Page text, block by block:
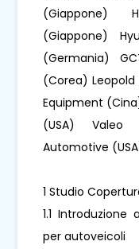
(Giappone)
(Giappone)
(Germania)
(Corea) Leopold
Equipment
(USA) Valeo
Automotive
1 Studio
1.1
per autoveicoli